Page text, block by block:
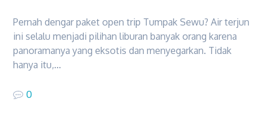
Pernah dengar paket open trip Tumpak Sewu? Air terjun
ini selalu menjadi pilihan liburan banyak orang karena
panoramanya yang eksotis dan menyegarkan. Tidak
hanya itu,…
0